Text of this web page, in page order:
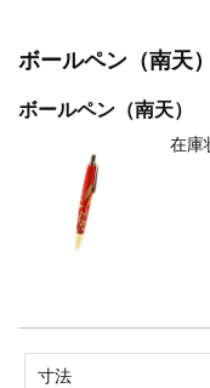
ボールペン（南天）
ボールペン（南天）
在庫
寸法